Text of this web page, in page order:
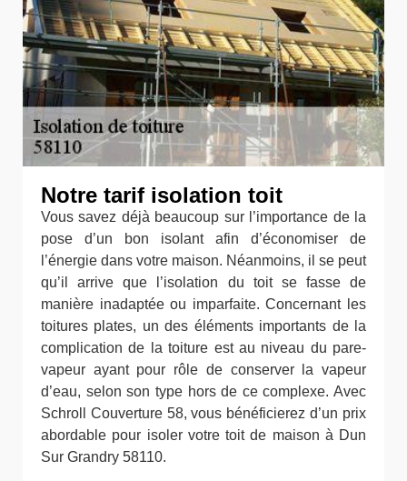
Notre tarif isolation toit
Vous savez déjà beaucoup sur l’importance de la
pose d’un bon isolant afin d’économiser de
l’énergie dans votre maison. Néanmoins, il se peut
qu’il arrive que l’isolation du toit se fasse de
manière inadaptée ou imparfaite. Concernant les
toitures plates, un des éléments importants de la
complication de la toiture est au niveau du pare-
vapeur ayant pour rôle de conserver la vapeur
d’eau, selon son type hors de ce complexe. Avec
Schroll Couverture 58, vous bénéficierez d’un prix
abordable pour isoler votre toit de maison à Dun
Sur Grandry 58110.